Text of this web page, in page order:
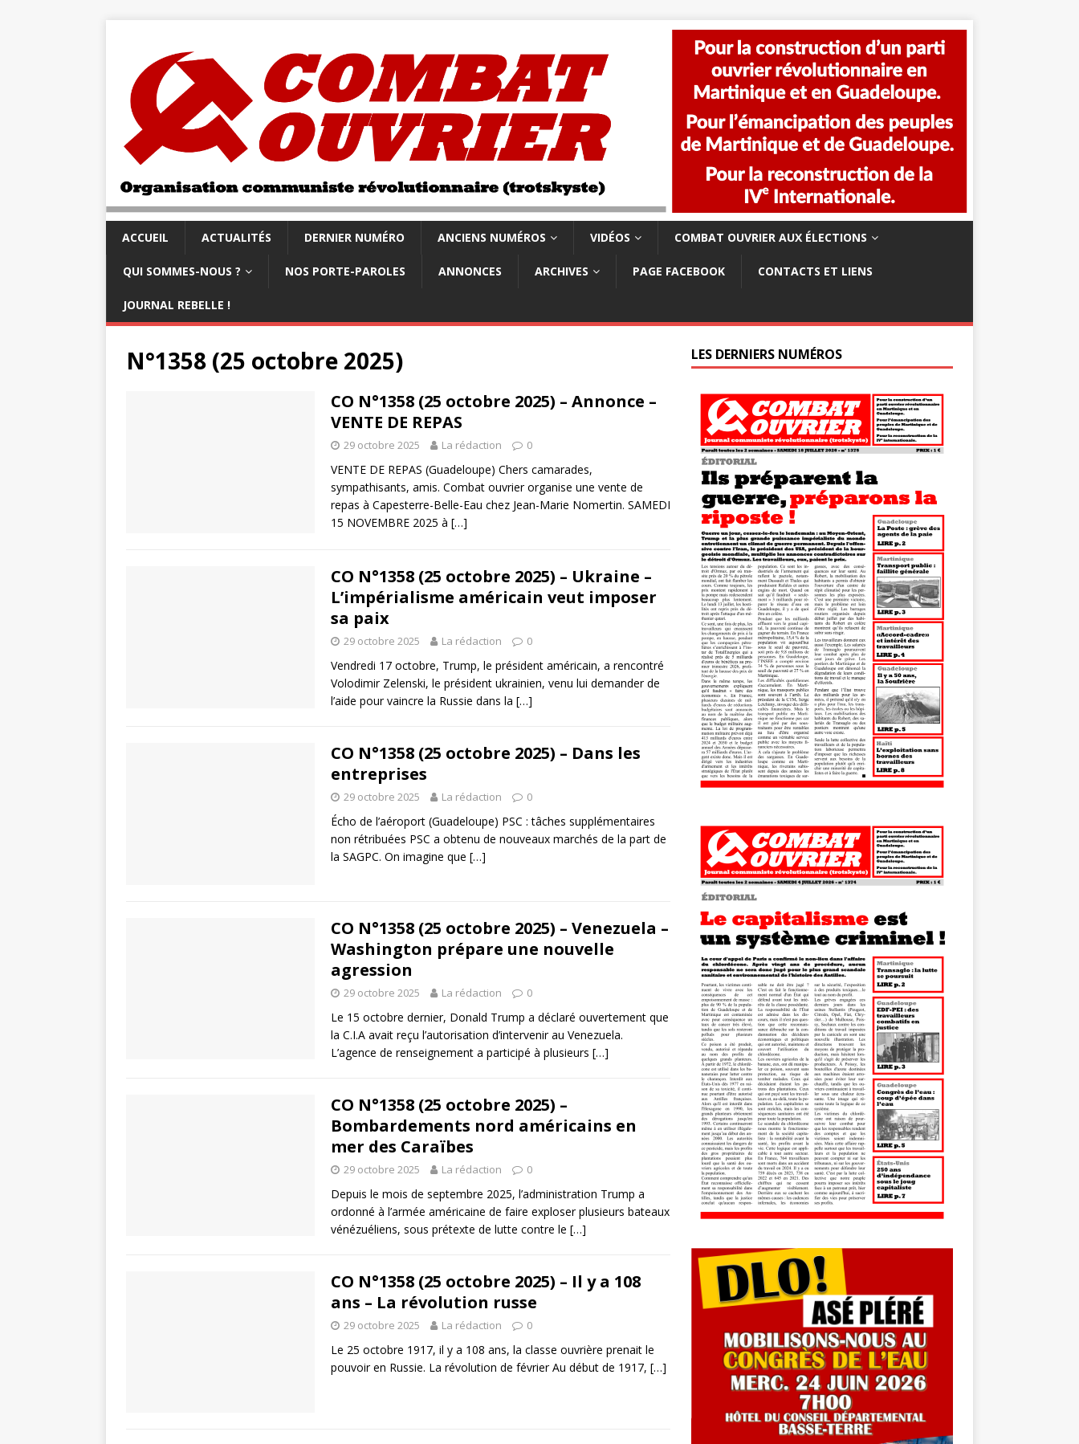
ACCUEIL ACTUALITÉS DERNIER NUMÉRO ANCIENS NUMÉROS VIDÉOS COMBAT OUVRIER AUX ÉLECTIONS
QUI SOMMES-NOUS ? NOS PORTE-PAROLES ANNONCES ARCHIVES PAGE FACEBOOK CONTACTS ET LIENS
JOURNAL REBELLE !
N°1358 (25 octobre 2025)
CO N°1358 (25 octobre 2025) – Annonce –
VENTE DE REPAS
29 octobre 2025 La rédaction 0
VENTE DE REPAS (Guadeloupe) Chers camarades,
sympathisants, amis. Combat ouvrier organise une vente de
repas à Capesterre-Belle-Eau chez Jean-Marie Nomertin. SAMEDI
15 NOVEMBRE 2025 à […]
CO N°1358 (25 octobre 2025) – Ukraine –
L’impérialisme américain veut imposer
sa paix
29 octobre 2025 La rédaction 0
Vendredi 17 octobre, Trump, le président américain, a rencontré
Volodimir Zelenski, le président ukrainien, venu lui demander de
l’aide pour vaincre la Russie dans la […]
CO N°1358 (25 octobre 2025) – Dans les
entreprises
29 octobre 2025 La rédaction 0
Écho de l’aéroport (Guadeloupe) PSC : tâches supplémentaires
non rétribuées PSC a obtenu de nouveaux marchés de la part de
la SAGPC. On imagine que […]
CO N°1358 (25 octobre 2025) – Venezuela –
Washington prépare une nouvelle
agression
29 octobre 2025 La rédaction 0
Le 15 octobre dernier, Donald Trump a déclaré ouvertement que
la C.I.A avait reçu l’autorisation d’intervenir au Venezuela.
L’agence de renseignement a participé à plusieurs […]
CO N°1358 (25 octobre 2025) –
Bombardements nord américains en
mer des Caraïbes
29 octobre 2025 La rédaction 0
Depuis le mois de septembre 2025, l’administration Trump a
ordonné à l’armée américaine de faire exploser plusieurs bateaux
vénézuéliens, sous prétexte de lutte contre le […]
CO N°1358 (25 octobre 2025) – Il y a 108
ans – La révolution russe
29 octobre 2025 La rédaction 0
Le 25 octobre 1917, il y a 108 ans, la classe ouvrière prenait le
pouvoir en Russie. La révolution de février Au début de 1917, […]
LES DERNIERS NUMÉROS